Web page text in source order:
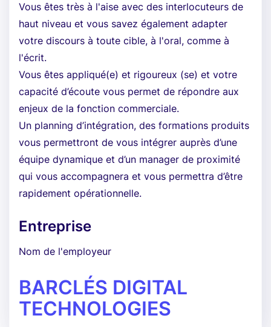
Vous êtes très à l'aise avec des interlocuteurs de
haut niveau et vous savez également adapter
votre discours à toute cible, à l'oral, comme à
l'écrit.
Vous êtes appliqué(e) et rigoureux (se) et votre
capacité d’écoute vous permet de répondre aux
enjeux de la fonction commerciale.
Un planning d’intégration, des formations produits
vous permettront de vous intégrer auprès d’une
équipe dynamique et d’un manager de proximité
qui vous accompagnera et vous permettra d’être
rapidement opérationnelle.
Entreprise
Nom de l'employeur
BARCLÉS DIGITAL
TECHNOLOGIES